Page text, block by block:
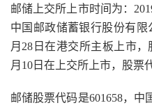
邮储上交所上市时间为：
中国邮政储蓄银行股份有限
月28日在港交所主板上市，
月10日在上交所上市，股票
邮储股票代码是601658，中